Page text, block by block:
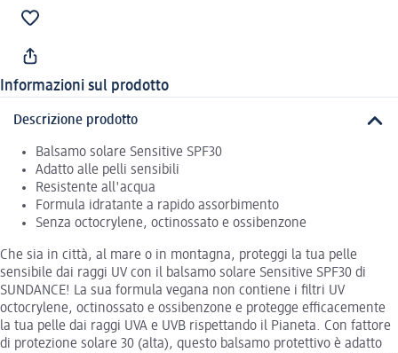
Informazioni sul prodotto
Descrizione prodotto
Balsamo solare Sensitive SPF30
Adatto alle pelli sensibili
Resistente all'acqua
Formula idratante a rapido assorbimento
Senza octocrylene, octinossato e ossibenzone
Che sia in città, al mare o in montagna, proteggi la tua pelle
sensibile dai raggi UV con il balsamo solare Sensitive SPF30 di
SUNDANCE! La sua formula vegana non contiene i ﬁltri UV
octocrylene, octinossato e ossibenzone e protegge efficacemente
la tua pelle dai raggi UVA e UVB rispettando il Pianeta. Con fattore
di protezione solare 30 (alta), questo balsamo protettivo è adatto